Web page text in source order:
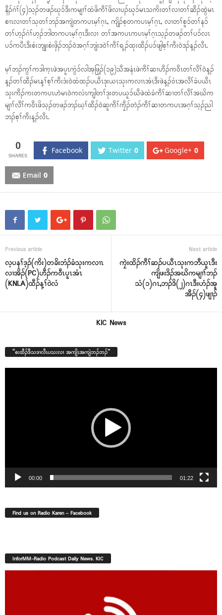
နီၣ်ဂံၢ်(၄)သ့ၣ်တဖၣ်ဃုၥ်ဒီးကမျၢၢ်ထံဖိကီၢ်ဖိလၢပၣ်ဃုၥ်မၤသကိးတၢ်လၢတၢ်ဆီၣ်ထွဲမၤ
စၢၤလၢတၢ်သ့တၢ်ဘၣ်အကျဲတကပၤမ့ၢ်ဂ့ၤ, ကျိၣ်စ့တကပၤမ့ၢ်ဂ့ၤ, လၢတၢ်စူၥ်တၢ်နၥ်
တၢ်ဟ့ၣ်ဂံၢ်ဟ့ၣ်ဘါတကပၤမ့ၢ်ဂ့ၤဒီးလၢ တၢ်အကပၤကပၤမ့ၢ်ဂ့ၤသ့ၣ်တဖၣ်တၢ်ပၥ်လၤ
ပၥ်ကပီၤဒီးစံးဘျုးစံးဖှိၣ်ဘၣ်ဝဲအဂ့ၢ်ဘျံးဒဝဲၢ်ကီၢ်ရ့ၣ်ထုးထီၣ်ပၥ်ဖျါစ့ၢ်ကီးဝဲဒၣ်န့ၣ်လီၤ.
မ့ၢ်ဘၣ်ကွၢ်ကဒါက့ၤဖဲအပူၤကွံၥ်လါအ့ဖြ့ၣ်(၁၉)သီအနံၤဖဲကီၢ်ဆၢဟီၣ်ကဝီၤတၢ်လီၢ်ဝဲန့ၣ်
န့ၣ်တၢ်ထီၣ်မၤန့ၢ်စ့ၢ်ကီးဒံးဝဲထံထၣ်ပယီၤဒုးယၤသုးကလၢၤအံၤဒီးဖဲန့ၣ်ဝံၤအလီၢ်ခံပယီၤ
သုးကီၣ်ကးတကပၤဟဲမၤဝဲကလံၤကျါတၢ်ဒုးတပယူၥ်ဃီဖဲထံခံကီၢ်ဆၢတၢ်လီၢ်အဃိက
မျၢၢ်လီၢ်ကဝီၤဖိသ့ၣ်တဖၣ်ဘၣ်ဃ့ၢ်ထီၣ်ဝဲဆူကီၢ်ကၠီၣ်တဲၣ်ကီၢ်ဆၢတကပၤအဂ့ၢ်သ့ၣ်ညါ
ဘၣ်စ့ၢ်ကီးန့ၣ်လီၤ.
0 Facebook Twitter 0 Google+ 0
Email 0
Previous article
လ့ပနၢ်ဒ့ၣ်(ကိး)တခိးဘံၣ်ခံသုးကလၢၤ
လၢအိၣ်(PC)ဟီၣ်က၀ီၤပူၤအံၤ
(KNLA)ထီၣ်န့ၢ်၀ဲလံ
Next article
ကၠဲးထိၣ်ကီၢ်ဆၣ်ပယီၤသုးကဘီယူၤဒီး
ကျိဖးဒိၣ်အဃိကမျၢၢ်ဘၣ်
သံ(၁)ဂၤ,ဘၣ်ဒိ(၂)ဂၤဒီးဟံၣ်အူ
အီၣ်(၄)ဖျၢၣ်
KIC News
“စးထီၣ်ဒီသဒၢလီၤပသးလၢ အကျိၤအကျဲဘၣ်ဘၣ်”
00:00 01:22
Find us on Radio Karen – Facebook
InforMM-Radio Podcast Daily News. KIC